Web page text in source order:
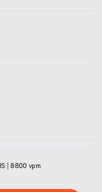
| 8800 vpm